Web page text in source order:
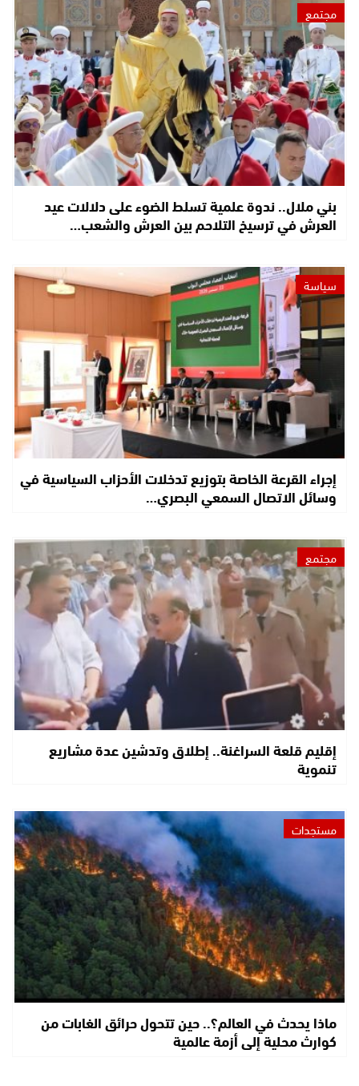
مجتمع
بني ملال.. ندوة علمية تسلط الضوء على دلالات عيد
العرش في ترسيخ التلاحم بين العرش والشعب…
سياسة
إجراء القرعة الخاصة بتوزيع تدخلات الأحزاب السياسية في
وسائل الاتصال السمعي البصري…
مجتمع
إقليم قلعة السراغنة.. إطلاق وتدشين عدة مشاريع
تنموية
مستجدات
ماذا يحدث في العالم؟.. حين تتحول حرائق الغابات من
كوارث محلية إلى أزمة عالمية